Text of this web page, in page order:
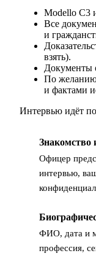
Modello C3
Все
и
взять).
Документы
По
и фактами
Интервью идёт
Знакомство
Офицер
интервью,
ФИО, дата и
профессия,